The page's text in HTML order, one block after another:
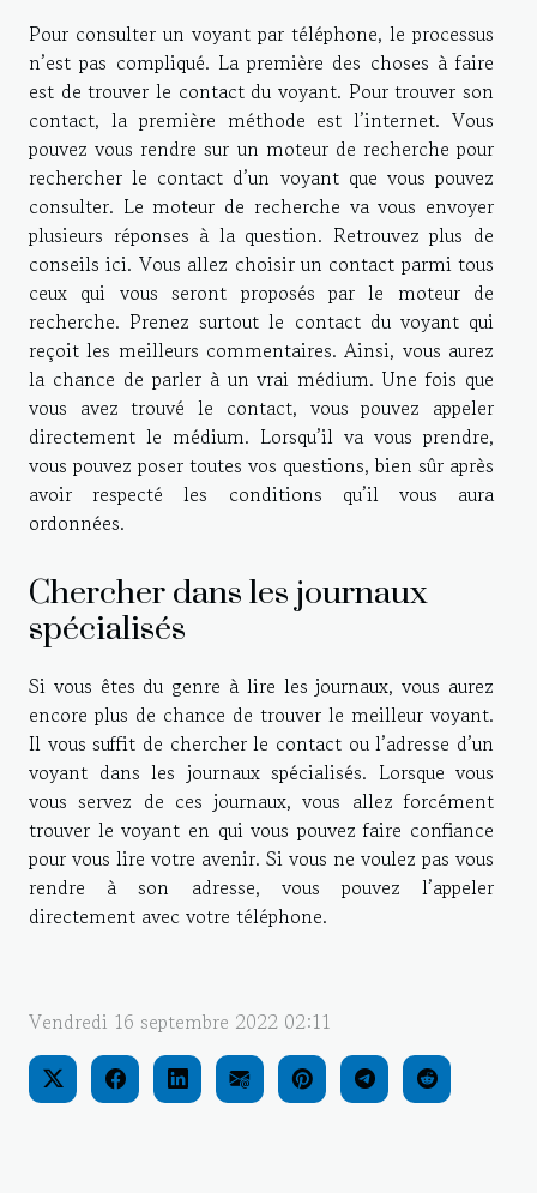
Pour consulter un voyant par téléphone, le processus
n’est pas compliqué. La première des choses à faire
est de trouver le contact du voyant. Pour trouver son
contact, la première méthode est l’internet. Vous
pouvez vous rendre sur un moteur de recherche pour
rechercher le contact d’un voyant que vous pouvez
consulter. Le moteur de recherche va vous envoyer
plusieurs réponses à la question. Retrouvezplus de
conseils ici. Vous allez choisir un contact parmi tous
ceux qui vous seront proposés par le moteur de
recherche. Prenez surtout le contact du voyant qui
reçoit les meilleurs commentaires. Ainsi, vous aurez
la chance de parler à un vrai médium. Une fois que
vous avez trouvé le contact, vous pouvez appeler
directement le médium. Lorsqu’il va vous prendre,
vous pouvez poser toutes vos questions, bien sûr après
avoir respecté les conditions qu’il vous aura
ordonnées.
Chercher dans les journaux
spécialisés
Si vous êtes du genre à lire les journaux, vous aurez
encore plus de chance de trouver le meilleur voyant.
Il vous suffit de chercher le contact ou l’adresse d’un
voyant dans les journaux spécialisés. Lorsque vous
vous servez de ces journaux, vous allez forcément
trouver le voyant en qui vous pouvez faire confiance
pour vous lire votre avenir. Si vous ne voulez pas vous
rendre à son adresse, vous pouvez l’appeler
directement avec votre téléphone.
Vendredi 16 septembre 2022 02:11